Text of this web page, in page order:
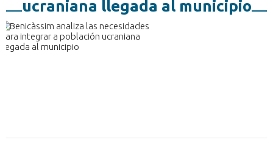
ucraniana llegada al municipio